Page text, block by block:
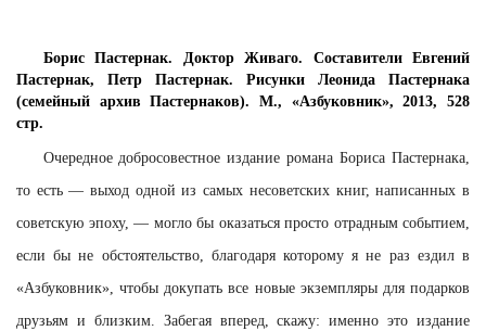
Борис Пастернак. Доктор Живаго. Составители Евгений
Пастернак, Петр Пастернак. Рисунки Леонида Пастернака
(семейный архив Пастернаков). М., «Азбуковник», 2013, 528
стр.
Очередное добросовестное издание романа Бориса Пастернака,
то есть — выход одной из самых несоветских книг, написанных в
советскую эпоху, — могло бы оказаться просто отрадным событием,
если бы не обстоятельство, благодаря которому я не раз ездил в
«Азбуковник», чтобы докупать все новые экземпляры для подарков
друзьям и близким. Забегая вперед, скажу: именно это издание